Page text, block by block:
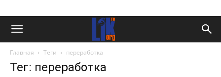
Главная Теги переработка
Тег: переработка